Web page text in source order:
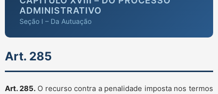
ADMINISTRATIVO
Seção I – Da Autuação
Art. 285
Art. 285.O recurso contra a penalidade imposta nos termos